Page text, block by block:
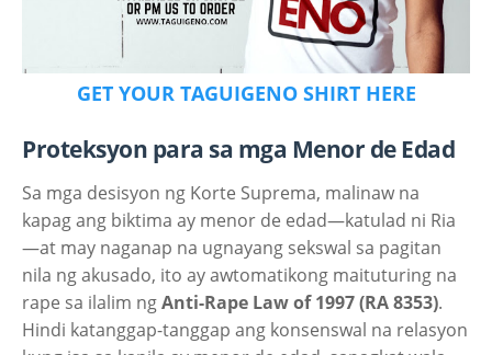
GET YOUR TAGUIGENO SHIRT HERE
Proteksyon para sa mga Menor de Edad
Sa mga desisyon ng Korte Suprema, malinaw na
kapag ang biktima ay menor de edad—katulad ni Ria
—at may naganap na ugnayang sekswal sa pagitan
nila ng akusado, ito ay awtomatikong maituturing na
rape sa ilalim ngAnti-Rape Law of 1997 (RA 8353).
Hindi katanggap-tanggap ang konsenswal na relasyon